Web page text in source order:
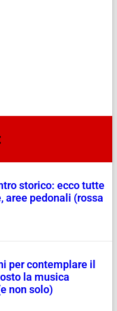
storico: ecco tutte
aree pedonali (rossa
per contemplare il
la musica
non solo)